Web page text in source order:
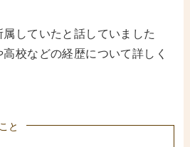
していたと話していました
校などの経歴について詳しく
と